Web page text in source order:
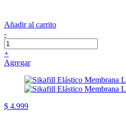
Añadir al carrito
-
+
Agregar
$ 4.999